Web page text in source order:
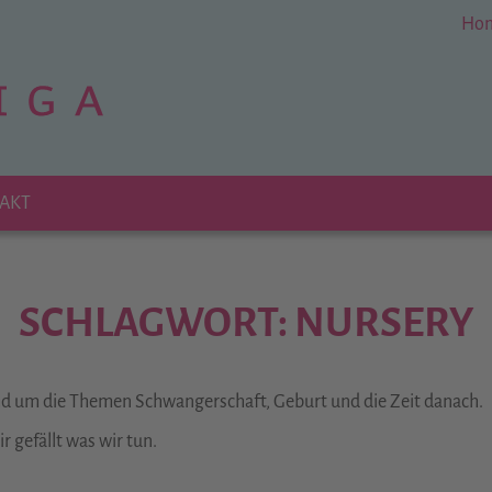
SCHLAGWORT: NURSERY
die Themen Schwangerschaft, Geburt und die Zeit danach.
gefällt was wir tun.